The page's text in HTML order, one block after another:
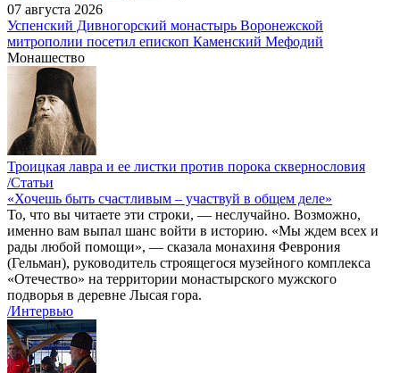
07 августа 2026
Успенский Дивногорский монастырь Воронежской
митрополии посетил епископ Каменский Мефодий
Монашество
Троицкая лавра и ее листки против порока сквернословия
/Статьи
«Хочешь быть счастливым – участвуй в общем деле»
То, что вы читаете эти строки, — неслучайно. Возможно,
именно вам выпал шанс войти в историю. «Мы ждем всех и
рады любой помощи», — сказала монахиня Феврония
(Гельман), руководитель строящегося музейного комплекса
«Отечество» на территории монастырского мужского
подворья в деревне Лысая гора.
/Интервью